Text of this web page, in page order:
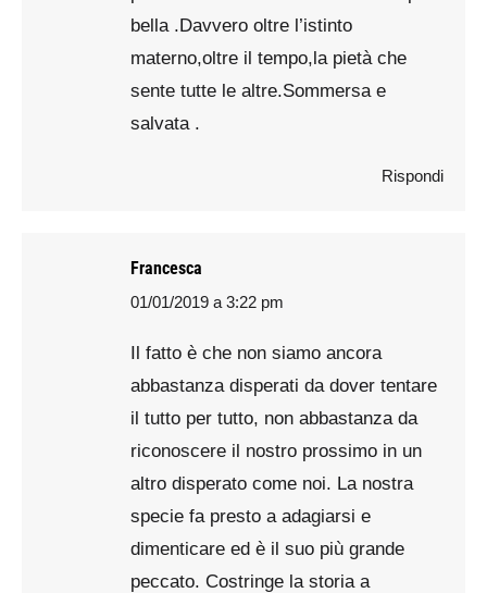
bella .Davvero oltre l’istinto
materno,oltre il tempo,la pietà che
sente tutte le altre.Sommersa e
salvata .
Rispondi
Francesca
says:
01/01/2019 a 3:22 pm
Il fatto è che non siamo ancora
abbastanza disperati da dover tentare
il tutto per tutto, non abbastanza da
riconoscere il nostro prossimo in un
altro disperato come noi. La nostra
specie fa presto a adagiarsi e
dimenticare ed è il suo più grande
peccato. Costringe la storia a